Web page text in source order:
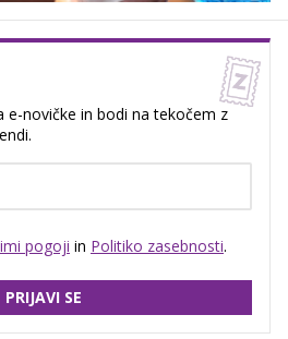
e-novičke in bodi na tekočem z
pogoji in Politiko zasebnosti.
PRIJAVI SE